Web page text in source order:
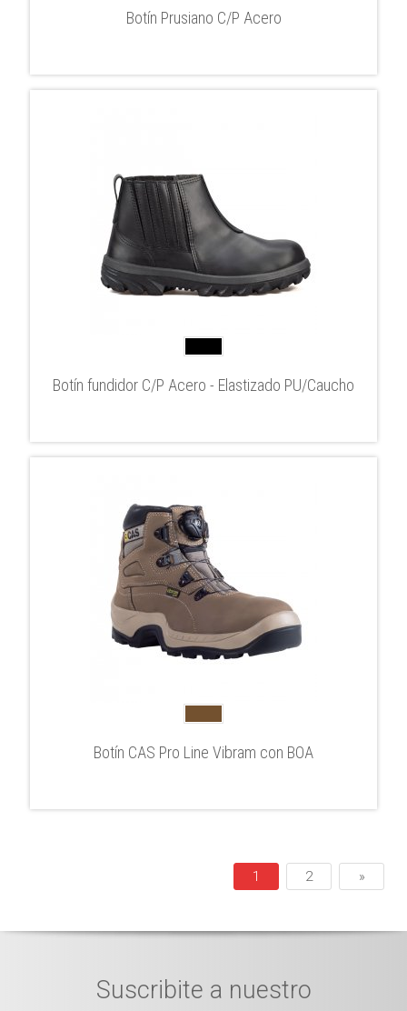
Botín Prusiano C/P Acero
Botín fundidor C/P Acero - Elastizado PU/Caucho
Botín CAS Pro Line Vibram con BOA
1 2 »
Suscribite a nuestro